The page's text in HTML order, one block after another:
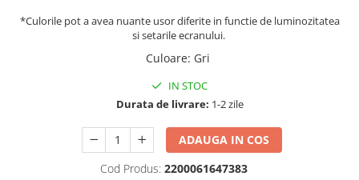
*Culorile pot a avea nuante usor diferite in functie de luminozitatea
si setarile ecranului.
Culoare: Gri
IN STOC
Durata de livrare: 1-2 zile
ADAUGA IN COS
Cod Produs: 2200061647383